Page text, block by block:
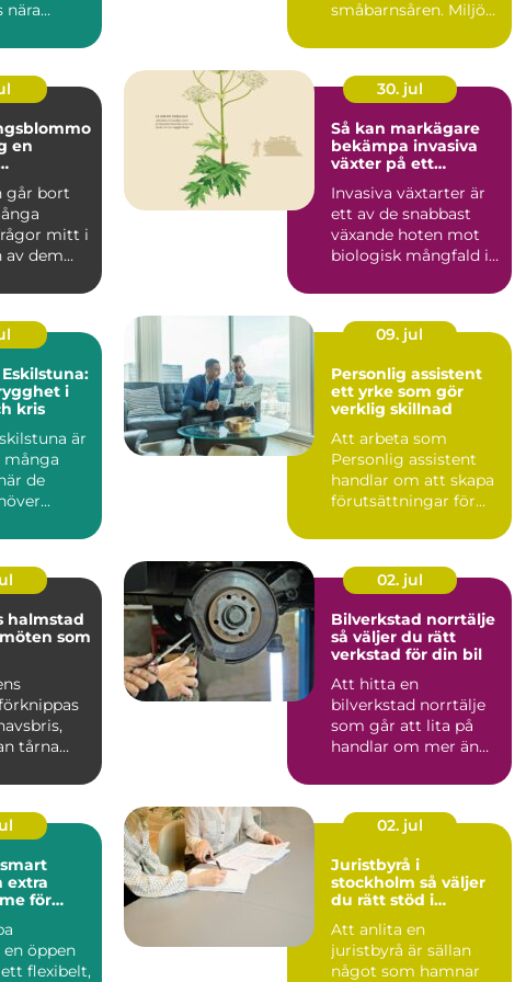
nära
småbarnsåren. Miljön,
barngruppens...
går bort
mitt i
av dem
30. jul
Så kan markägare
bekämpa invasiva
växter på ett
Invasiva växtarter är
ett av de snabbast
växande hoten mot
biologisk mångfald i
i
kris
är
de
09. jul
Personlig assistent
ett yrke som gör
verklig skillnad
Att arbeta som
Personlig assistent
handlar om att skapa
förutsättningar för
vä...
halmstad
som
tårna
m...
02. jul
Bilverkstad norrtälje
så väljer du rätt
verkstad för din bil
Att hitta en
bilverkstad norrtälje
som går att lita på
handlar om mer än
För m...
extra
för
öppen
flexibelt,
02. jul
Juristbyrå i
stockholm så väljer
du rätt stöd i
Att anlita en
juristbyrå är sällan
något som hamnar